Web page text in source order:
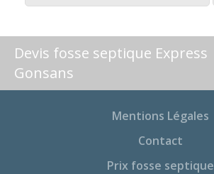
Devis fosse septique Express
Gonsans
Mentions Légales
Contact
Prix fosse septique